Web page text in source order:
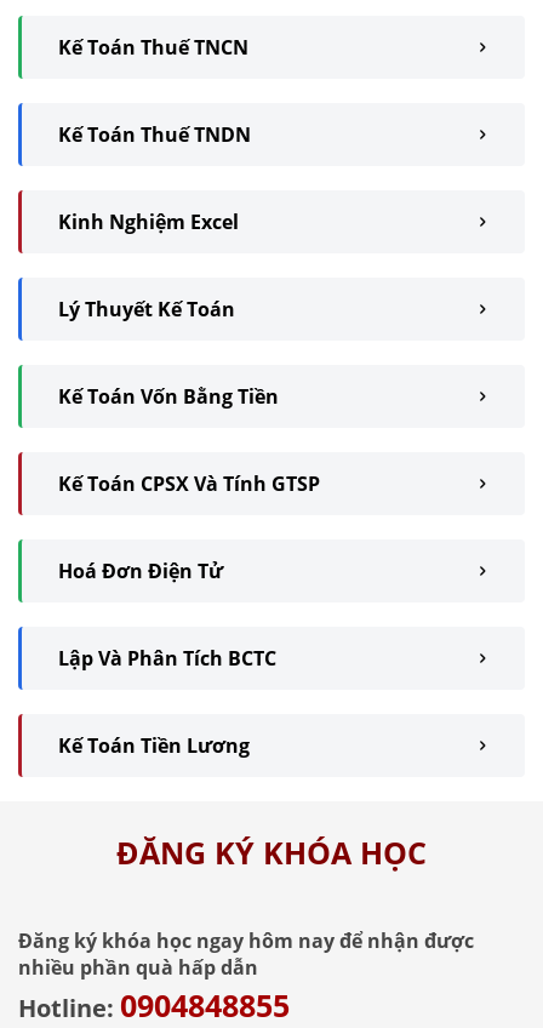
Kế Toán Thuế TNCN
Kế Toán Thuế TNDN
Kinh Nghiệm Excel
Lý Thuyết Kế Toán
Kế Toán Vốn Bằng Tiền
Kế Toán CPSX Và Tính GTSP
Hoá Đơn Điện Tử
Lập Và Phân Tích BCTC
Kế Toán Tiền Lương
ĐĂNG KÝ KHÓA HỌC
Đăng ký khóa học ngay hôm nay để nhận được
nhiều phần quà hấp dẫn
Hotline: 0904848855